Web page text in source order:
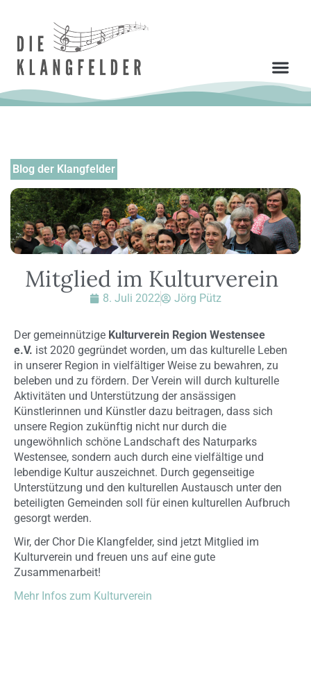
Blog der Klangfelder
Mitglied im Kulturverein
8. Juli 2022 Jörg Pütz
Der gemeinnützige Kulturverein Region Westensee
e.V. ist 2020 gegründet worden, um das kulturelle Leben
in unserer Region in vielfältiger Weise zu bewahren, zu
beleben und zu fördern. Der Verein will durch kulturelle
Aktivitäten und Unterstützung der ansässigen
Künstlerinnen und Künstler dazu beitragen, dass sich
unsere Region zukünftig nicht nur durch die
ungewöhnlich schöne Landschaft des Naturparks
Westensee, sondern auch durch eine vielfältige und
lebendige Kultur auszeichnet. Durch gegenseitige
Unterstützung und den kulturellen Austausch unter den
beteiligten Gemeinden soll für einen kulturellen Aufbruch
gesorgt werden.
Wir, der Chor Die Klangfelder, sind jetzt Mitglied im
Kulturverein und freuen uns auf eine gute
Zusammenarbeit!
Mehr Infos zum Kulturverein